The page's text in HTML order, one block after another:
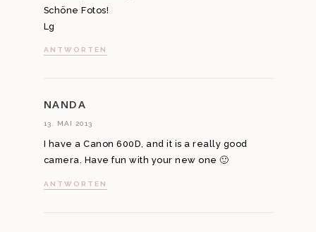
Schöne Fotos!
Lg
ANTWORTEN
NANDA
13. MAI 2013
I have a Canon 600D, and it is a really good
camera. Have fun with your new one 🙂
ANTWORTEN